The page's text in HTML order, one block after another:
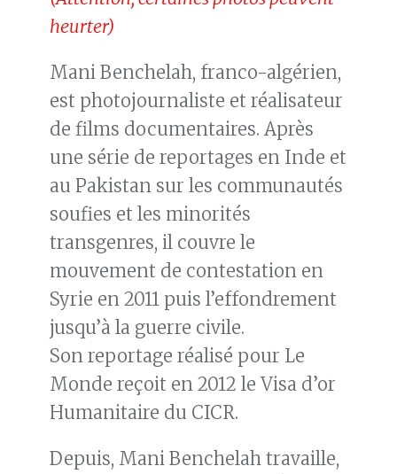
heurter)
Mani Benchelah, franco-algérien,
est photojournaliste et réalisateur
de films documentaires. Après
une série de reportages en Inde et
au Pakistan sur les communautés
soufies et les minorités
transgenres, il couvre le
mouvement de contestation en
Syrie en 2011 puis l’effondrement
jusqu’à la guerre civile.
Son reportage réalisé pour Le
Monde reçoit en 2012 le Visa d’or
Humanitaire du CICR.
Depuis, Mani Benchelah travaille,